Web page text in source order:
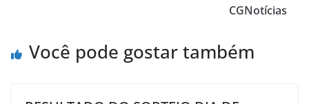
CGNotícias
Você pode gostar também